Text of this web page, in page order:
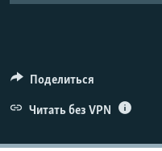
ELIFBE
УКРАИНСКАЯ ПРОБЛЕМА
Поделиться
Читать без VPN